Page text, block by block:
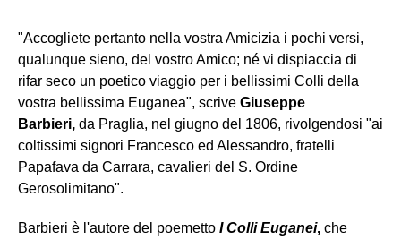
"Accogliete pertanto nella vostra Amicizia i pochi versi,
qualunque sieno, del vostro Amico; né vi dispiaccia di
rifar seco un poetico viaggio per i bellissimi Colli della
vostra bellissima Euganea", scrive Giuseppe
Barbieri, da Praglia, nel giugno del 1806, rivolgendosi "ai
coltissimi signori Francesco ed Alessandro, fratelli
Papafava da Carrara, cavalieri del S. Ordine
Gerosolimitano".
Barbieri è l'autore del poemetto I Colli Euganei, che